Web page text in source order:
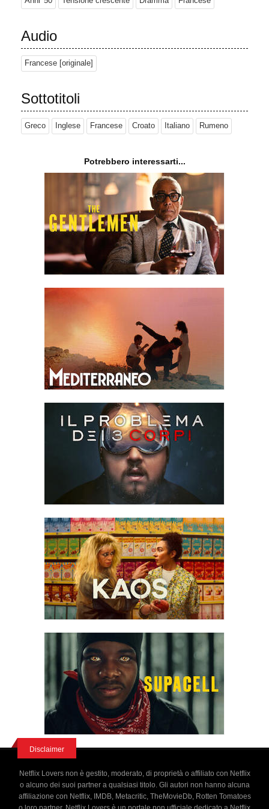
Audio
Francese [originale]
Sottotitoli
Greco Inglese Francese Croato Italiano Rumeno
Potrebbero interessarti...
Disclaimer
Netflix Lovers non è gestito, moderato, di proprietà o affiliato con Netflix
o alcuno dei suoi partner a qualsiasi titolo. Gli autori non hanno alcuna
affiliazione con Netflix, IMDB, Metacritic, TheMovieDb, Rotten Tomatoes